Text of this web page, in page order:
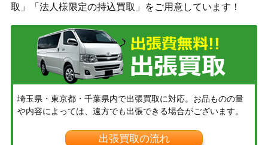
取」「法人様限定の持込買取」をご用意しています！
埼玉県・東京都・千葉県内で出張買取に対応。お品ものの量
や内容によっては、遠方でも出張できる場合がございます。
出張買取の流れ